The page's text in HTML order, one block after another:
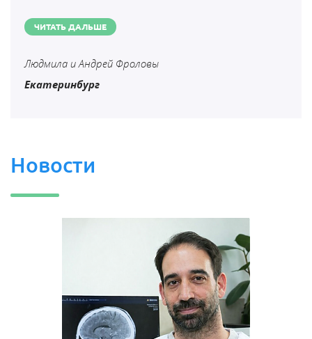
ЧИТАТЬ ДАЛЬШЕ
Людмила и Андрей Фроловы
Екатеринбург
Новости